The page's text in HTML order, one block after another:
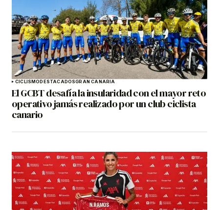
CICLISMODESTACADOSGRAN CANARIA
El GCBT desafía la insularidad con el mayor reto
operativo jamás realizado por un club ciclista
canario